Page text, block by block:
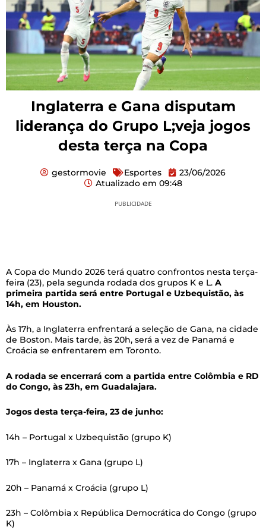
Inglaterra e Gana disputam
liderança do Grupo L;veja jogos
desta terça na Copa
gestormovie Esportes
23/06/2026
Atualizado em 09:48
PUBLICIDADE
A Copa do Mundo 2026 terá quatro confrontos nesta terça-
feira (23), pela segunda rodada dos grupos K e L. A
primeira partida será entre Portugal e Uzbequistão, às
14h, em Houston.
Às 17h, a Inglaterra enfrentará a seleção de Gana, na cidade
de Boston. Mais tarde, às 20h, será a vez de Panamá e
Croácia se enfrentarem em Toronto.
A rodada se encerrará com a partida entre Colômbia e RD
do Congo, às 23h, em Guadalajara.
Jogos desta terça-feira, 23 de junho:
14h – Portugal x Uzbequistão (grupo K)
17h – Inglaterra x Gana (grupo L)
20h – Panamá x Croácia (grupo L)
23h – Colômbia x República Democrática do Congo (grupo
K)